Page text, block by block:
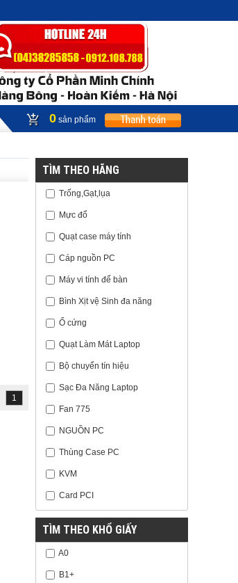
0 sản phẩm
1
TÌM THEO HÃNG
Trống,Gạt,lụa
Mực đổ
Quạt case máy tính
Cáp nguồn PC
Máy vi tính để bàn
Bình Xịt vệ Sinh đa năng
Ổ cứng
Quạt Làm Mát Laptop
Bộ chuyển tín hiệu
Sạc Đa Năng Laptop
Fan 775
NGUỒN PC
Thùng Case PC
KVM
Card PCI
TÌM THEO KHỔ GIẤY
A0
B1+